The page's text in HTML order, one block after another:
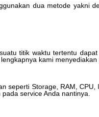
dua metode yakni
suatu titik waktu tertentu dapat
lengkapnya kami menyediakan
seperti Storage, RAM CPU
pada serviceAnda nantinya